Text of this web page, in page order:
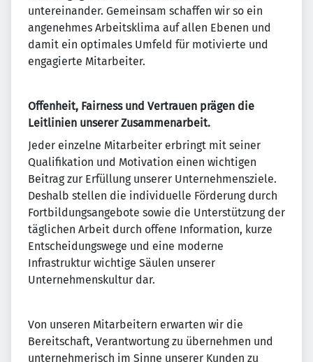
untereinander. Gemeinsam schaffen wir so ein
angenehmes Arbeitsklima auf allen Ebenen und
damit ein optimales Umfeld für motivierte und
engagierte Mitarbeiter.
Offenheit, Fairness und Vertrauen prägen die
Leitlinien unserer Zusammenarbeit.
Jeder einzelne Mitarbeiter erbringt mit seiner
Qualifikation und Motivation einen wichtigen
Beitrag zur Erfüllung unserer Unternehmensziele.
Deshalb stellen die individuelle Förderung durch
Fortbildungsangebote sowie die Unterstützung der
täglichen Arbeit durch offene Information, kurze
Entscheidungswege und eine moderne
Infrastruktur wichtige Säulen unserer
Unternehmenskultur dar.
Von unseren Mitarbeitern erwarten wir die
Bereitschaft, Verantwortung zu übernehmen und
unternehmerisch im Sinne unserer Kunden zu